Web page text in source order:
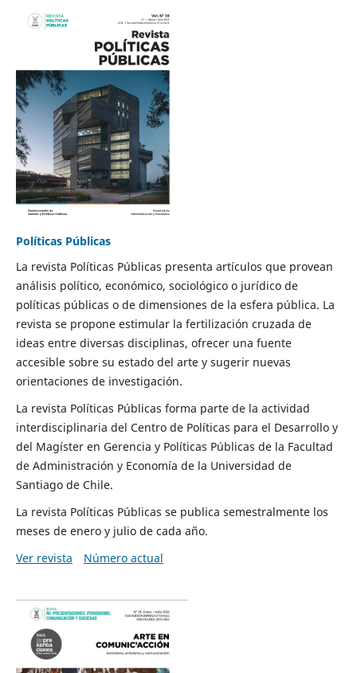
Políticas Públicas
La revista Políticas Públicas presenta artículos que provean
análisis político, económico, sociológico o jurídico de
políticas públicas o de dimensiones de la esfera pública. La
revista se propone estimular la fertilización cruzada de
ideas entre diversas disciplinas, ofrecer una fuente
accesible sobre su estado del arte y sugerir nuevas
orientaciones de investigación.
La revista Políticas Públicas forma parte de la actividad
interdisciplinaria del Centro de Políticas para el Desarrollo y
del Magíster en Gerencia y Políticas Públicas de la Facultad
de Administración y Economía de la Universidad de
Santiago de Chile.
La revista Políticas Públicas se publica semestralmente los
meses de enero y julio de cada año.
Ver revista
Número actual